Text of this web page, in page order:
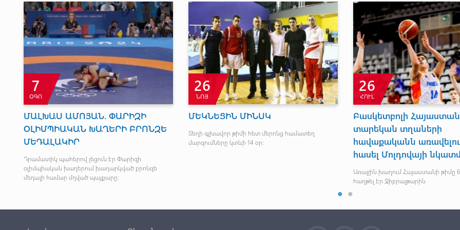
7
ՕԳՈ
ՄԱԼԽԱՍ ԱՄՈՅԱՆ. ՓԱՐԻԶԻ
ՕԼԻՄՊԻԱԿԱՆ ԽԱՂԵՐԻ ԲՐՈՆԶԵ
ՄԵԴԱԼԱԿԻՐ
Դրամատիկ պահերով լեցուն էր Փարիզի
օլիմպիական խաղերում խաղարկված բրոնզե
մեդալի համար մղված պայքարը:
26
ՆՈՅ
ՄԵԿՆԵՑԻՆ ՄԻՆՍԿ
Տեղի գլխավոր թիմի հետ մերոնց համատեղ
մարզումները կտևի 14 օր։
26
ՀՈՒԼ
Բասկետբոլի
տարեկան տղաների
հավաքականն
հասել Մոլդովայի
Առաջին խաղում Հայաստանի թիմը
հաղթել էր Ջիբրալթարին